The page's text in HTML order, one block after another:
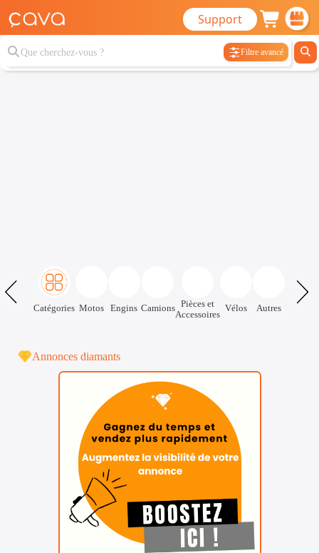
Support
Filtre avancé
Catégories Motos Engins Camions Pièces et
Accessoires
Vélos Autres
Annonces diamants